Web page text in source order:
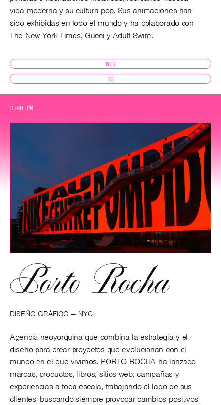
vida moderna y su cultura pop. Sus animaciones han
sido exhibidas en todo el mundo y ha colaborado con
The New York Times, Gucci y Adult Swim.
WEB
IG
3:00 PM
Porto Rocha
DISEÑO GRÁFICO — NYC
Agencia neoyorquina que combina la estrategia y el
diseño para crear proyectos que evolucionan con el
mundo en el que vivimos. PORTO ROCHA ha lanzado
marcas, productos, libros, sitios web, campañas y
experiencias a toda escala, trabajando al lado de sus
clientes, buscando siempre provocar cambios positivos